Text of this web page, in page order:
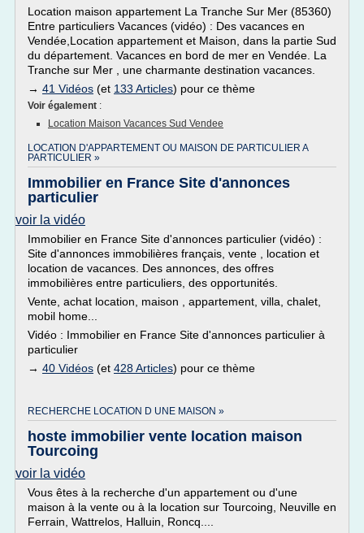
Location maison appartement La Tranche Sur Mer (85360)
Entre particuliers Vacances (vidéo) : Des vacances en
Vendée,Location appartement et Maison, dans la partie Sud
du département. Vacances en bord de mer en Vendée. La
Tranche sur Mer , une charmante destination vacances.
→ 41 Vidéos (et 133 Articles) pour ce thème
Voir également :
Location Maison Vacances Sud Vendee
LOCATION D'APPARTEMENT OU MAISON DE PARTICULIER A
PARTICULIER »
Immobilier en France Site d'annonces
particulier
voir la vidéo
Immobilier en France Site d'annonces particulier (vidéo) :
Site d'annonces immobilières français, vente , location et
location de vacances. Des annonces, des offres
immobilières entre particuliers, des opportunités.
Vente, achat location, maison , appartement, villa, chalet,
mobil home...
Vidéo : Immobilier en France Site d'annonces particulier à
particulier
→ 40 Vidéos (et 428 Articles) pour ce thème
RECHERCHE LOCATION D UNE MAISON »
hoste immobilier vente location maison
Tourcoing
voir la vidéo
Vous êtes à la recherche d'un appartement ou d'une
maison à la vente ou à la location sur Tourcoing, Neuville en
Ferrain, Wattrelos, Halluin, Roncq....